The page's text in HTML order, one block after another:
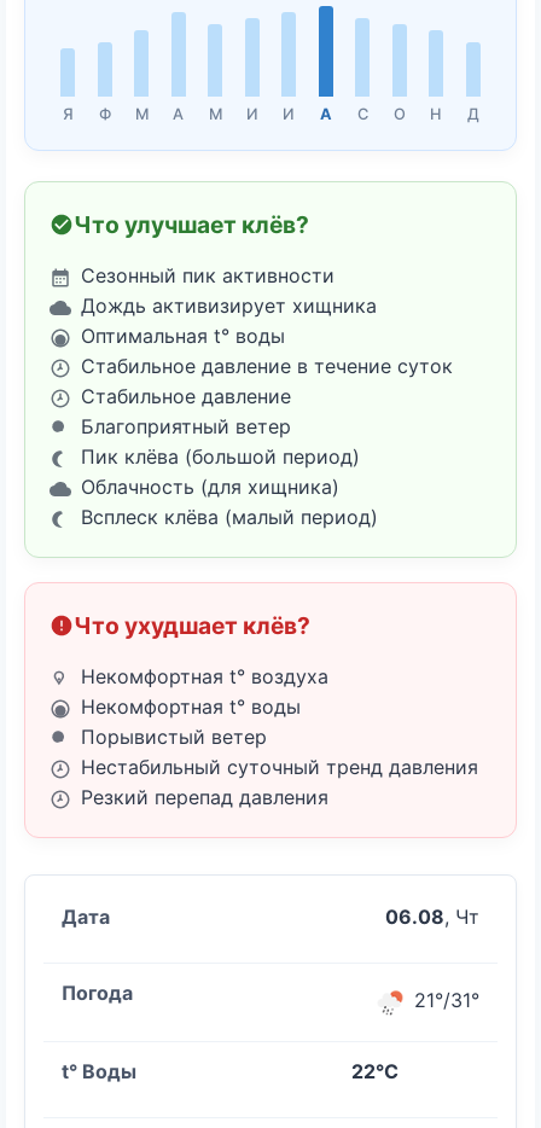
Я Ф М А М И И А С О Н Д
Что улучшает клёв?
Сезонный пик активности
Дождь активизирует хищника
Оптимальная t° воды
Стабильное давление в течение суток
Стабильное давление
Благоприятный ветер
Пик клёва (большой период)
Облачность (для хищника)
Всплеск клёва (малый период)
Что ухудшает клёв?
Некомфортная t° воздуха
Некомфортная t° воды
Порывистый ветер
Нестабильный суточный тренд давления
Резкий перепад давления
06.08, Чт
21°/31°
22°C